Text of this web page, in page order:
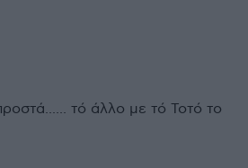
τό άλλο με τό Τοτό το